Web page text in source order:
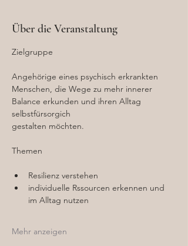
Über die Veranstaltung
Zielgruppe
Angehörige eines psychisch erkrankten
Menschen, die Wege zu mehr innerer
Balance erkunden und ihren Alltag
selbstfürsorgich
gestalten möchten.
Themen
Resilienz verstehen
individuelle Rssourcen erkennen und
im Alltag nutzen
Mehr anzeigen